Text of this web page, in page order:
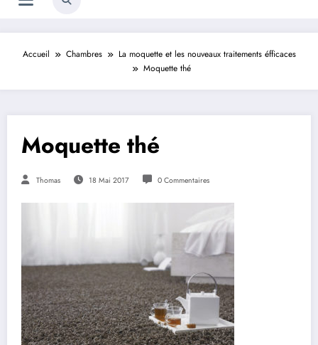
Accueil Chambres
La moquette et les nouveaux traitements éfficaces
Moquette thé
Moquette thé
Thomas 18 Mai 2017 0 Commentaires